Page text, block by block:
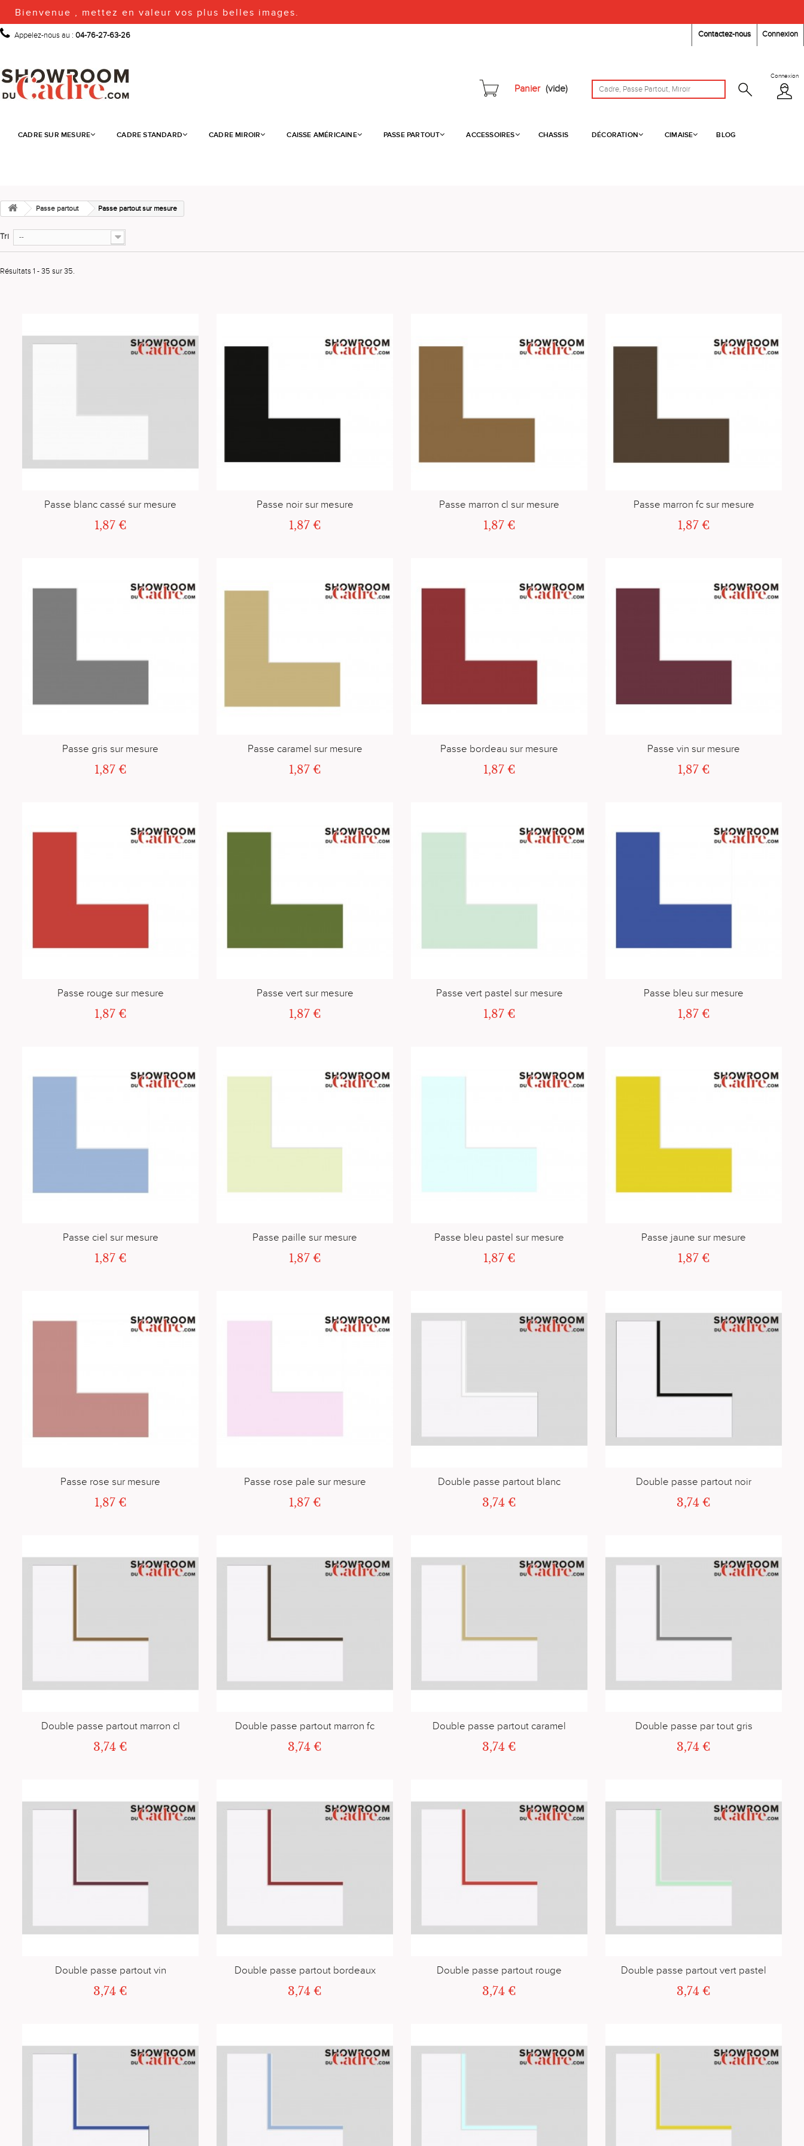
Bienvenue , mettez en valeur vos plus belles images.
Connexion
Contactez-nous
Appelez-nous au : 04-76-27-63-26
Connexion
Panier (vide)
CADRE SUR MESURE CADRE STANDARD CADRE MIROIR CAISSE AMÉRICAINE PASSE PARTOUT ACCESSOIRES CHASSIS DÉCORATION CIMAISE BLOG
Passe partout Passe partout sur mesure
Tri --
Résultats 1 - 35 sur 35.
Passe blanc cassé sur mesure
1,87 €
Passe noir sur mesure
1,87 €
Passe marron cl sur mesure
1,87 €
Passe marron fc sur mesure
1,87 €
Passe gris sur mesure
1,87 €
Passe caramel sur mesure
1,87 €
Passe bordeau sur mesure
1,87 €
Passe vin sur mesure
1,87 €
Passe rouge sur mesure
1,87 €
Passe vert sur mesure
1,87 €
Passe vert pastel sur mesure
1,87 €
Passe bleu sur mesure
1,87 €
Passe ciel sur mesure
1,87 €
Passe paille sur mesure
1,87 €
Passe bleu pastel sur mesure
1,87 €
Passe jaune sur mesure
1,87 €
Passe rose sur mesure
1,87 €
Passe rose pale sur mesure
1,87 €
Double passe partout blanc
3,74 €
Double passe partout noir
3,74 €
Double passe partout marron cl
3,74 €
Double passe partout marron fc
3,74 €
Double passe partout caramel
3,74 €
Double passe par tout gris
3,74 €
Double passe partout vin
3,74 €
Double passe partout bordeaux
3,74 €
Double passe partout rouge
3,74 €
Double passe partout vert pastel
3,74 €